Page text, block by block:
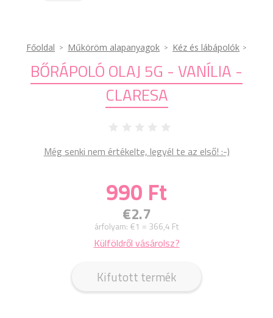
Főoldal Műköröm alapanyagok Kéz és lábápolók
BŐRÁPOLÓ OLAJ 5G - VANÍLIA -
CLARESA
Még senki nem értékelte, legyél te az első! :-)
990 Ft
€2.7
árfolyam: €1 = 366,4 Ft
Külföldről vásárolsz?
Kifutott termék